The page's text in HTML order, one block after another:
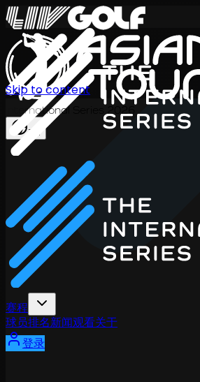
International Series 2026
ZH
赛程
球员排名新闻观看关于
登录
Skip to content